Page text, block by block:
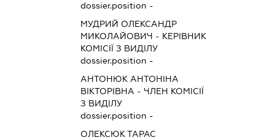
dossier.position -
МУДРИЙ ОЛЕКСАНДР
МИКОЛАЙОВИЧ - КЕРІВНИК
КОМІСІЇ З ВИДІЛУ
dossier.position -
АНТОНЮК АНТОНІНА
ВІКТОРІВНА - ЧЛЕН КОМІСІЇ
З ВИДІЛУ
dossier.position -
ОЛЕКСЮК ТАРАС